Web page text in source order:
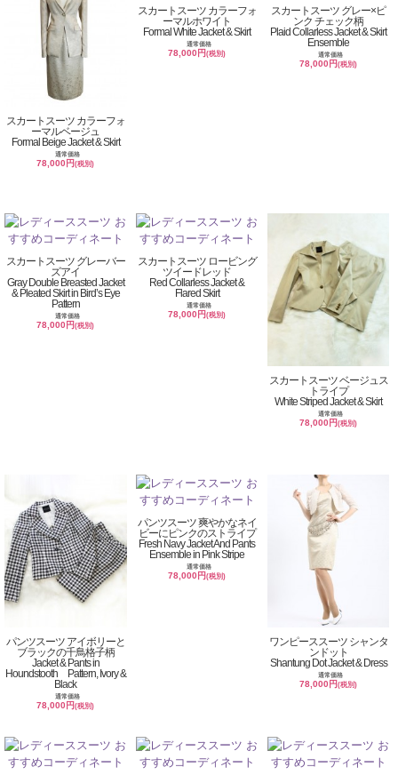
スカートスーツ カラーフォ
ーマルベージュ
Formal Beige Jacket & Skirt
通常価格
78,000円(税別)
スカートスーツ カラーフォ
ーマルホワイト
Formal White Jacket & Skirt
通常価格
78,000円(税別)
スカートスーツ グレー×ピ
ンク チェック柄
Plaid Collarless Jacket & Skirt
Ensemble
通常価格
78,000円(税別)
スカートスーツ グレーバー
ズアイ
Gray Double Breasted Jacket
& Pleated Skirt in Bird’s Eye
Pattern
通常価格
78,000円(税別)
スカートスーツ ロービング
ツイードレッド
Red Collarless Jacket &
Flared Skirt
通常価格
78,000円(税別)
スカートスーツ ベージュス
トライプ
White Striped Jacket & Skirt
通常価格
78,000円(税別)
パンツスーツ アイボリーと
ブラックの千鳥格子柄
Jacket & Pants in
Houndstooth Pattern, Ivory &
Black
通常価格
78,000円(税別)
パンツスーツ 爽やかなネイ
ビーにピンクのストライプ
Fresh Navy Jacket And Pants
Ensemble in Pink Stripe
通常価格
78,000円(税別)
ワンピーススーツ シャンタ
ンドット
Shantung Dot Jacket & Dress
通常価格
78,000円(税別)